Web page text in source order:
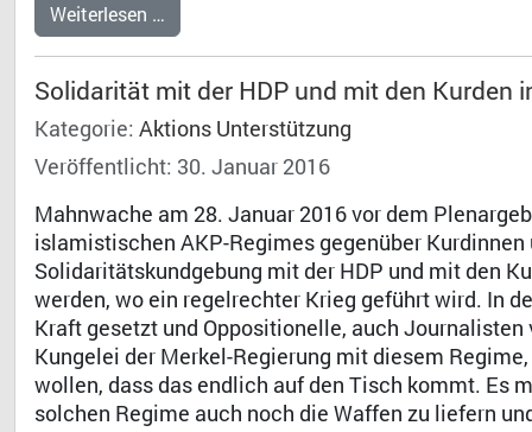
Weiterlesen …
Solidarität mit der HDP und mit den Kurden
Kategorie: Aktions Unterstützung
Veröffentlicht: 30. Januar 2016
Mahnwache am 28. Januar 2016 vor dem
islamistischen AKP-Regimes gegenüber
Solidaritätskundgebung mit der HDP und mit den
werden, wo ein regelrechter Krieg geführt wird. In
Kraft gesetzt und Oppositionelle, auch
Kungelei der Merkel-Regierung mit diesem
wollen, dass das endlich auf den Tisch kommt. Es
solchen Regime auch noch die Waffen zu liefern